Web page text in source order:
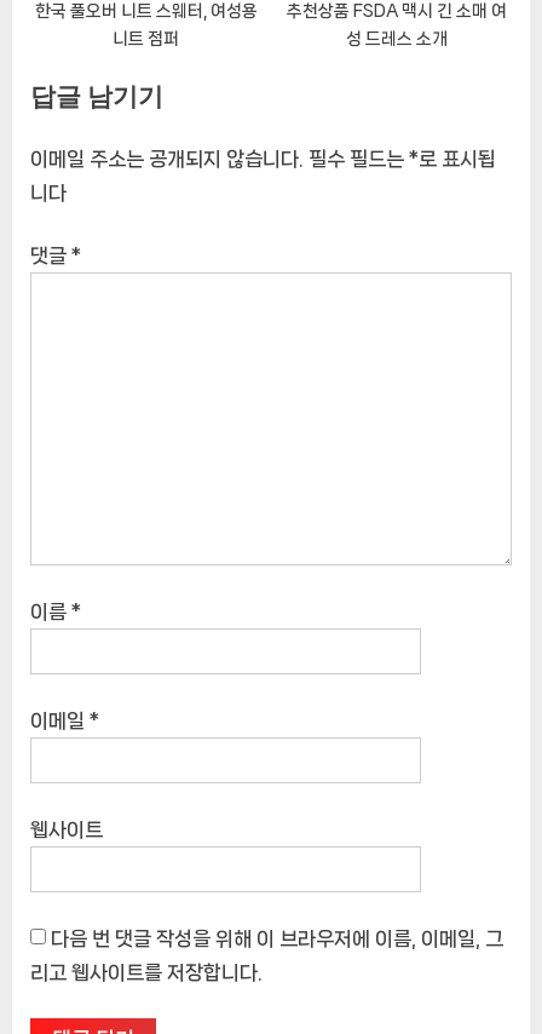
한국 풀오버 니트 스웨터, 여성용
니트 점퍼
추천상품 FSDA 맥시 긴 소매 여
성 드레스 소개
답글 남기기
이메일 주소는 공개되지 않습니다. 필수 필드는 *로 표시됩
니다
댓글 *
이름 *
이메일 *
웹사이트
다음 번 댓글 작성을 위해 이 브라우저에 이름, 이메일, 그
리고 웹사이트를 저장합니다.